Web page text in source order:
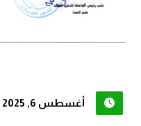
أغسطس 6, 2025